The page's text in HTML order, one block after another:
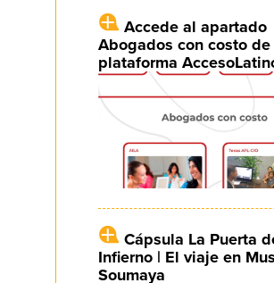
Accede al apartado
Abogados con costo de
plataforma
Cápsula La Puerta
Infierno | El viaje en
Soumaya